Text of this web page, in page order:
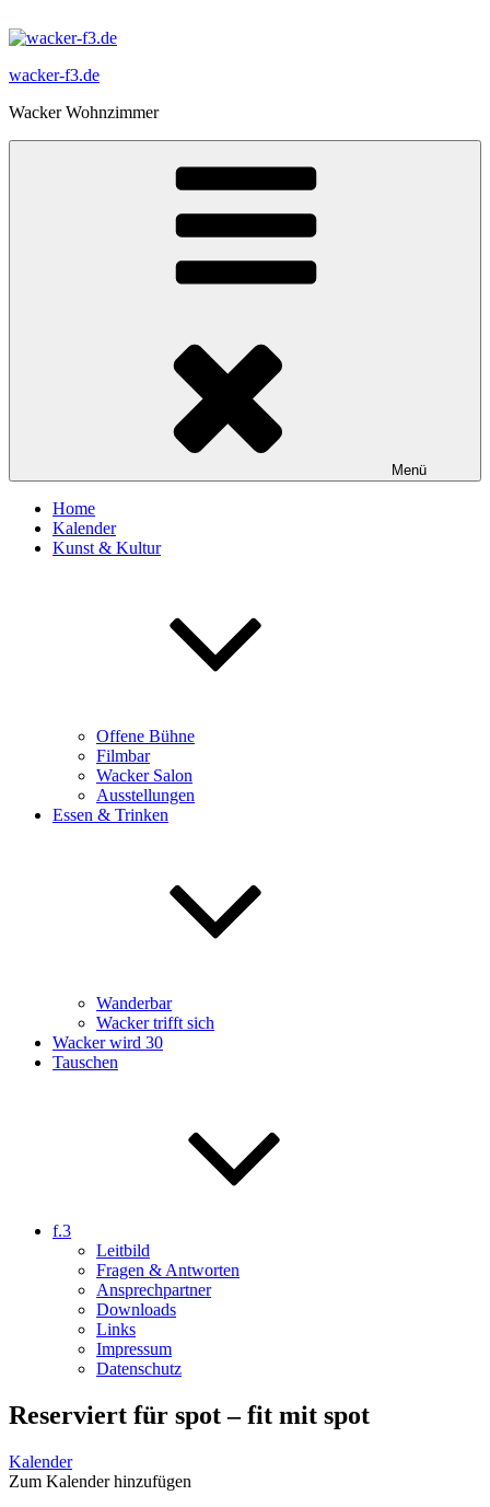
Inhalt
wacker-f3.de
Wacker Wohnzimmer
Menü
Home
Kalender
Kunst & Kultur
Offene Bühne
Filmbar
Wacker Salon
Ausstellungen
Essen & Trinken
Wanderbar
Wacker trifft sich
Wacker wird 30
Tauschen
f.3
Leitbild
Fragen & Antworten
Ansprechpartner
Downloads
Links
Impressum
Datenschutz
Reserviert für spot – fit mit spot
Kalender
Zum Kalender hinzufügen